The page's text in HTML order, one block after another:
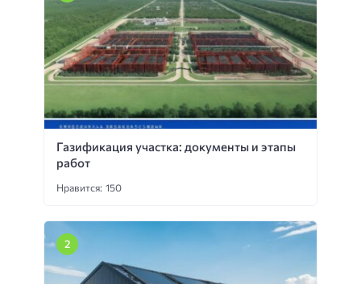
Газификация участка: документы и этапы
работ
Нравится: 150